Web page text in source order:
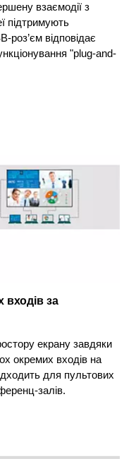
взаємодії з
підтримують
роз’єм відповідає
"plug-and-
входів за
екрану завдяки
окремих входів на
для пультових
залів.